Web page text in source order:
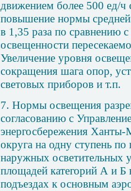
движением более 500 ед/ч
повышение нормы
в 1,35 раза по сравнению
освещенности
Увеличение уровня
сокращения шага опор,
световых приборов и т.п.
7. Нормы освещения
согласованию с
энергосбережения Ханты-
округа на одну ступень
наружных осветительных
площадей категорий А и Б
подъездах к основным